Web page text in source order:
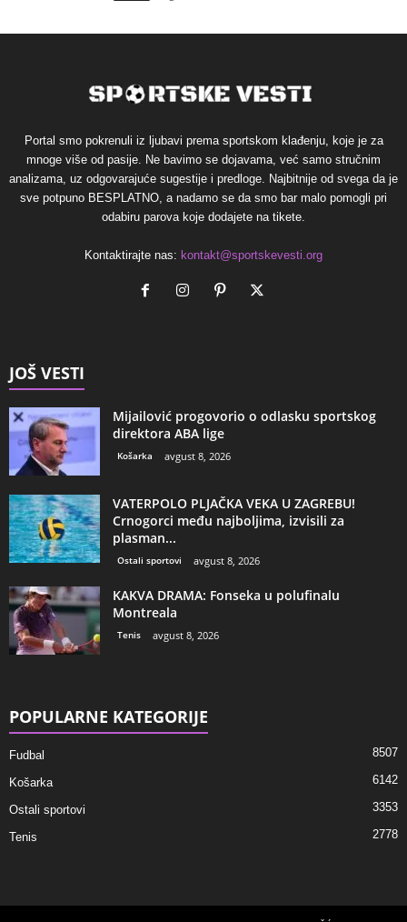
Portal smo pokrenuli iz ljubavi prema sportskom klađenju, koje je za
mnoge više od pasije. Ne bavimo se dojavama, već samo stručnim
analizama, uz odgovarajuće sugestije i predloge. Najbitnije od svega da je
sve potpuno BESPLATNO, a nadamo se da smo bar malo pomogli pri
odabiru parova koje dodajete na tikete.
Kontaktirajte nas: kontakt@sportskevesti.org
JOŠ VESTI
Mijailović progovorio o odlasku sportskog
direktora ABA lige
Košarka avgust 8, 2026
VATERPOLO PLJAČKA VEKA U ZAGREBU!
Crnogorci među najboljima, izvisili za
plasman...
Ostali sportovi avgust 8, 2026
KAKVA DRAMA: Fonseka u polufinalu
Montreala
Tenis avgust 8, 2026
POPULARNE KATEGORIJE
Fudbal 8507
Košarka 6142
Ostali sportovi 3353
Tenis 2778